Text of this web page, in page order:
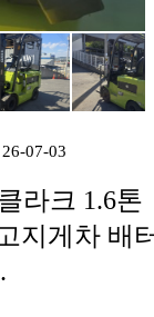
07-03
라크 1.6톤
지게차 배